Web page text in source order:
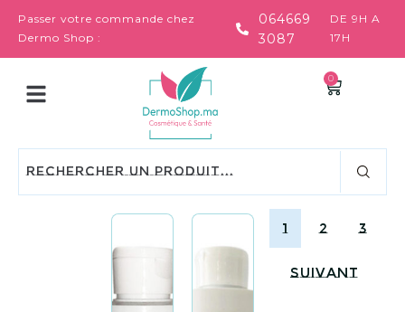
Passer votre commande chez
Dermo Shop :
064669
3087
DE 9H A
17H
0
1 2 3
Suivant